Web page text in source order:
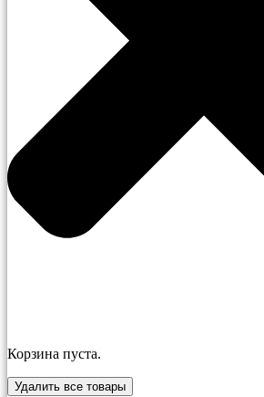
Корзина пуста.
Удалить все товары